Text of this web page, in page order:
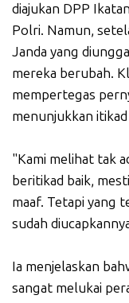
diajukan DPP
Polri. Namun,
Janda yang
mereka berubah.
mempertegas
menunjukkan itikad
"Kami melihat tak
beritikad baik,
maaf. Tetapi yang
sudah
Ia menjelaskan
sangat melukai